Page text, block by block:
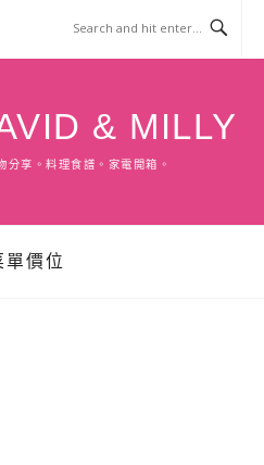
& MILLY
分享。料理食譜。家電開箱。
價位